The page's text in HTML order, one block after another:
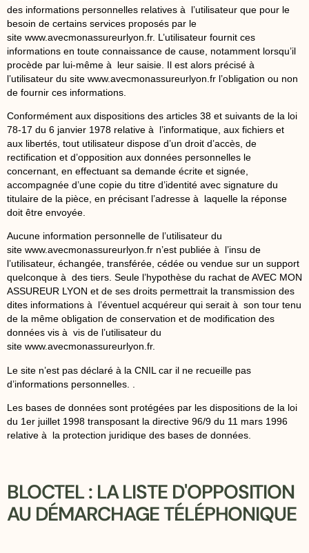
des informations personnelles relatives à l’utilisateur que pour le
besoin de certains services proposés par le
site www.avecmonassureurlyon.fr. L’utilisateur fournit ces
informations en toute connaissance de cause, notamment lorsqu’il
procède par lui-même à leur saisie. Il est alors précisé à
l’utilisateur du site www.avecmonassureurlyon.fr l’obligation ou non
de fournir ces informations.
Conformément aux dispositions des articles 38 et suivants de la loi
78-17 du 6 janvier 1978 relative à l’informatique, aux fichiers et
aux libertés, tout utilisateur dispose d’un droit d’accès, de
rectification et d’opposition aux données personnelles le
concernant, en effectuant sa demande écrite et signée,
accompagnée d’une copie du titre d’identité avec signature du
titulaire de la pièce, en précisant l’adresse à laquelle la réponse
doit être envoyée.
Aucune information personnelle de l’utilisateur du
site www.avecmonassureurlyon.fr n’est publiée à l’insu de
l’utilisateur, échangée, transférée, cédée ou vendue sur un support
quelconque à des tiers. Seule l’hypothèse du rachat de AVEC MON
ASSUREUR LYON et de ses droits permettrait la transmission des
dites informations à l’éventuel acquéreur qui serait à son tour tenu
de la même obligation de conservation et de modification des
données vis à vis de l’utilisateur du
site www.avecmonassureurlyon.fr.
Le site n’est pas déclaré à la CNIL car il ne recueille pas
d’informations personnelles. .
Les bases de données sont protégées par les dispositions de la loi
du 1er juillet 1998 transposant la directive 96/9 du 11 mars 1996
relative à la protection juridique des bases de données.
BLOCTEL : LA LISTE D'OPPOSITION
AU DÉMARCHAGE TÉLÉPHONIQUE